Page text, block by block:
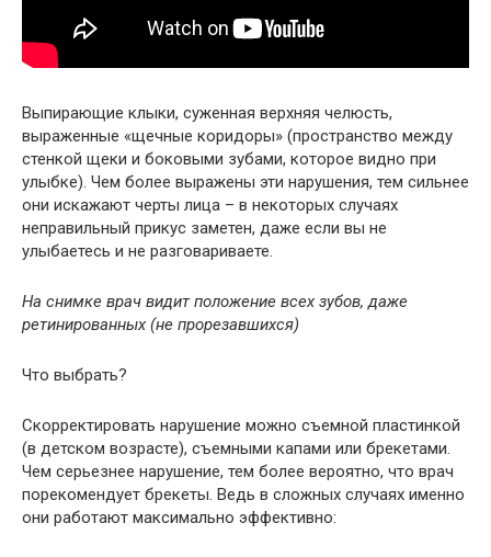
Выпирающие клыки, суженная верхняя челюсть,
выраженные «щечные коридоры» (пространство между
стенкой щеки и боковыми зубами, которое видно при
улыбке). Чем более выражены эти нарушения, тем сильнее
они искажают черты лица – в некоторых случаях
неправильный прикус заметен, даже если вы не
улыбаетесь и не разговариваете.
На снимке врач видит положение всех зубов, даже
ретинированных (не прорезавшихся)
Что выбрать?
Скорректировать нарушение можно съемной пластинкой
(в детском возрасте), съемными капами или брекетами.
Чем серьезнее нарушение, тем более вероятно, что врач
порекомендует брекеты. Ведь в сложных случаях именно
они работают максимально эффективно: